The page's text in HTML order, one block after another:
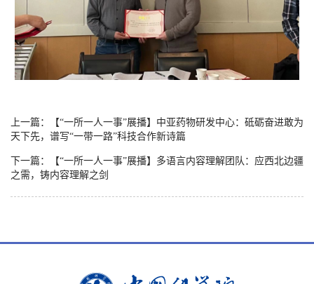
上一篇：【“一所一人一事”展播】中亚药物研发中心：砥砺奋进敢为
天下先，谱写“一带一路”科技合作新诗篇
下一篇：【“一所一人一事”展播】多语言内容理解团队：应西北边疆
之需，铸内容理解之剑